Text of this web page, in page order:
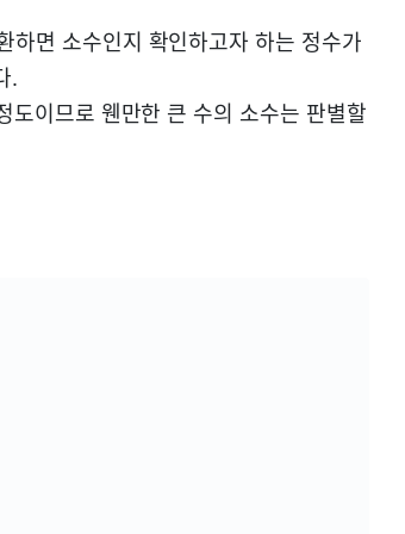
면 소수인지 확인하고자 하는 정수가
.
이므로 웬만한 큰 수의 소수는 판별할